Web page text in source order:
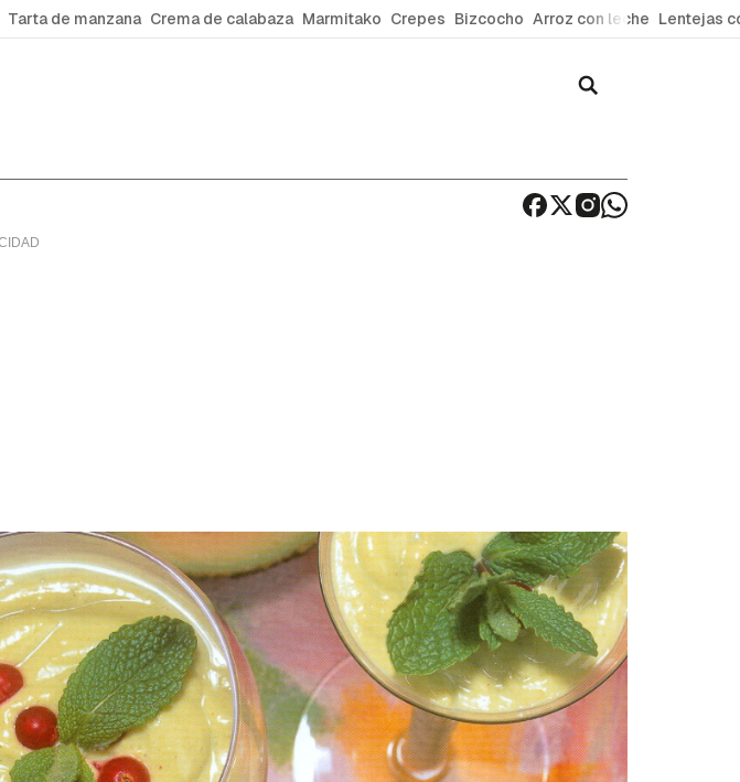
Tarta de manzana Crema de calabaza Marmitako Crepes Bizcocho Arroz con leche Lentejas